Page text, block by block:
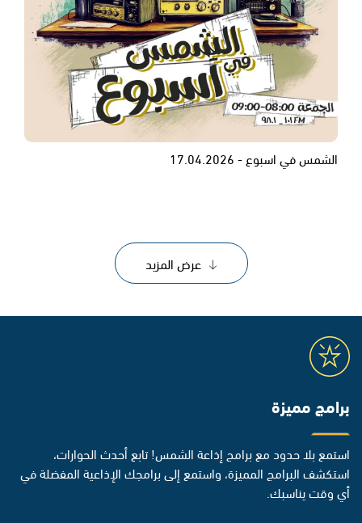
الشمس في اسبوع - 17.04.2026
عرض المزيد
برامج مميزة
استمع بلا حدود مع برامج إذاعة الشمس! تابع أحدث الحوارات،
استكشف البرامج المميزة، واستمع إلى برامجك الإذاعية المفضلة في
أي وقت يناسبك.